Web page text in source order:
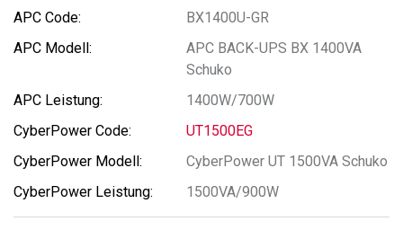
BX1400U-GR
APC BACK-UPS BX 1400VA
Schuko
1400W/700W
UT1500EG
CyberPower UT 1500VA Schuko
1500VA/900W